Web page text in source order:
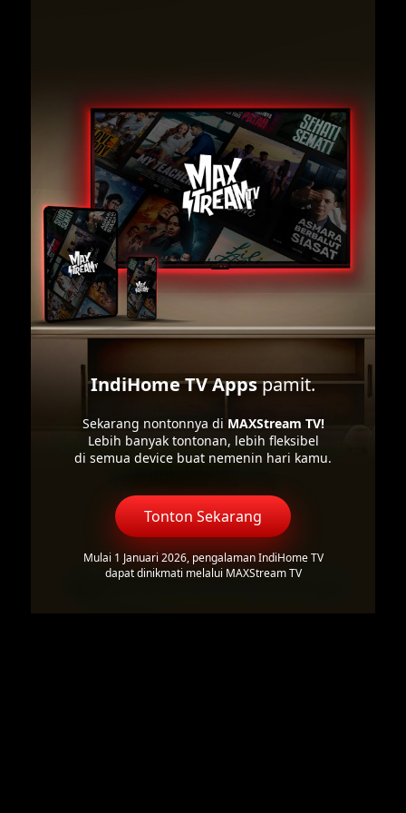
IndiHome TV Appspamit.
Sekarang nontonnya di MAXStream TV!
Lebih banyak tontonan, lebih fleksibel
di semua device buat nemenin hari kamu.
Tonton Sekarang
Mulai 1 Januari 2026, pengalaman IndiHome TV
dapat dinikmati melalui MAXStream TV